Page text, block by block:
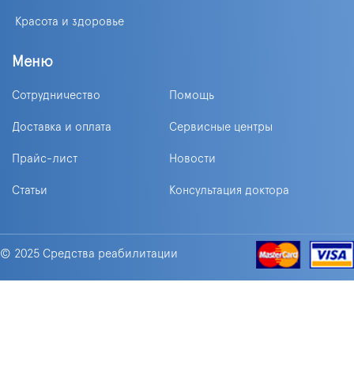
Красота и здоровье
Меню
Сотрудничество Помощь
Доставка и оплата Сервисные центры
Прайс-лист Новости
Статьи Консультация доктора
© 2025 Средства реабилитации